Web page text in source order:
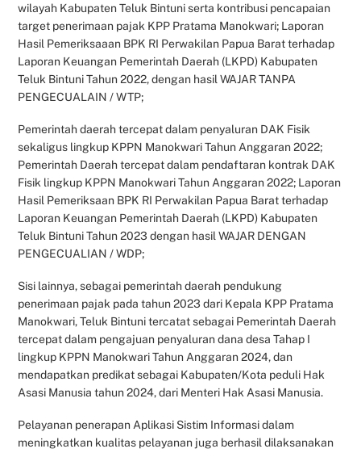
wilayah Kabupaten Teluk Bintuni serta kontribusi pencapaian
target penerimaan pajak KPP Pratama Manokwari; Laporan
Hasil Pemeriksaaan BPK RI Perwakilan Papua Barat terhadap
Laporan Keuangan Pemerintah Daerah (LKPD) Kabupaten
Teluk Bintuni Tahun 2022, dengan hasil WAJAR TANPA
PENGECUALAIN / WTP;
Pemerintah daerah tercepat dalam penyaluran DAK Fisik
sekaligus lingkup KPPN Manokwari Tahun Anggaran 2022;
Pemerintah Daerah tercepat dalam pendaftaran kontrak DAK
Fisik lingkup KPPN Manokwari Tahun Anggaran 2022; Laporan
Hasil Pemeriksaan BPK RI Perwakilan Papua Barat terhadap
Laporan Keuangan Pemerintah Daerah (LKPD) Kabupaten
Teluk Bintuni Tahun 2023 dengan hasil WAJAR DENGAN
PENGECUALIAN / WDP;
Sisi lainnya, sebagai pemerintah daerah pendukung
penerimaan pajak pada tahun 2023 dari Kepala KPP Pratama
Manokwari, Teluk Bintuni tercatat sebagai Pemerintah Daerah
tercepat dalam pengajuan penyaluran dana desa Tahap I
lingkup KPPN Manokwari Tahun Anggaran 2024, dan
mendapatkan predikat sebagai Kabupaten/Kota peduli Hak
Asasi Manusia tahun 2024, dari Menteri Hak Asasi Manusia.
Pelayanan penerapan Aplikasi Sistim Informasi dalam
meningkatkan kualitas pelayanan juga berhasil dilaksanakan